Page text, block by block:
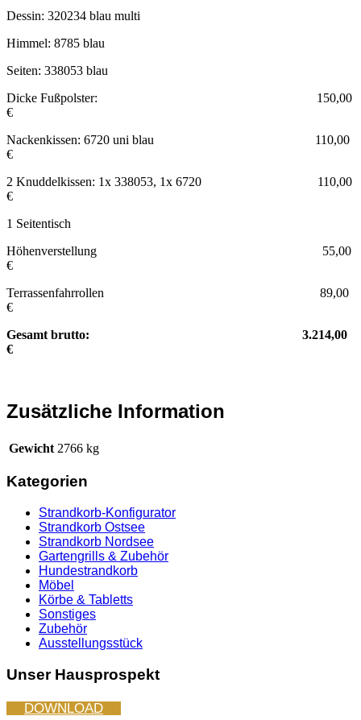
Dessin: 320234 blau multi
Himmel: 8785 blau
Seiten: 338053 blau
Dicke Fußpolster: 150,00
€
Nackenkissen: 6720 uni blau 110,00
€
2 Knuddelkissen: 1x 338053, 1x 6720 110,00
€
1 Seitentisch
Höhenverstellung 55,00
€
Terrassenfahrrollen 89,00
€
Gesamt brutto: 3.214,00
€
Zusätzliche Information
Gewicht 2766 kg
Kategorien
Strandkorb-Konfigurator
Strandkorb Ostsee
Strandkorb Nordsee
Gartengrills & Zubehör
Hundestrandkorb
Möbel
Körbe & Tabletts
Sonstiges
Zubehör
Ausstellungsstück
Unser Hausprospekt
DOWNLOAD